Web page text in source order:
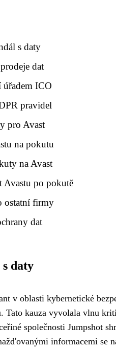
s daty
dat
úřadem ICO
pravidel
pro Avast
na pokutu
na Avast
Avastu po pokutě
ostatní firmy
dat
s daty
v oblasti kybernetické
Tato kauza vyvolala vlnu
společnosti Jumpshot
informacemi se